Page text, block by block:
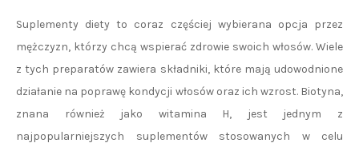
Suplementy diety to coraz częściej wybierana opcja przez
mężczyzn, którzy chcą wspierać zdrowie swoich włosów. Wiele
z tych preparatów zawiera składniki, które mają udowodnione
działanie na poprawę kondycji włosów oraz ich wzrost. Biotyna,
znana również jako witamina H, jest jednym z
najpopularniejszych suplementów stosowanych w celu